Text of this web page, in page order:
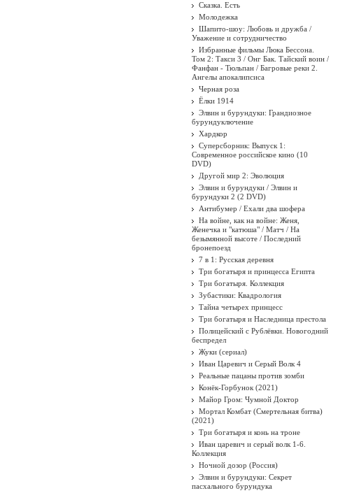
Сказка. Есть
Молодежка
Шапито-шоу: Любовь и дружба /
Уважение и сотрудничество
Избранные фильмы Люка Бессона.
Том 2: Такси 3 / Онг Бак. Тайский воин /
Фанфан - Тюльпан / Багровые реки 2.
Ангелы апокалипсиса
Черная роза
Ёлки 1914
Элвин и бурундуки: Грандиозное
бурундуключение
Хардкор
Суперсборник: Выпуск 1:
Современное российское кино (10
DVD)
Другой мир 2: Эволюция
Элвин и бурундуки / Элвин и
бурундуки 2 (2 DVD)
Антибумер / Ехали два шофера
На войне, как на войне: Женя,
Женечка и "катюша" / Матч / На
безымянной высоте / Последний
бронепоезд
7 в 1: Русская деревня
Три богатыря и принцесса Египта
Три богатыря. Коллекция
Зубастики: Квадрология
Тайна четырех принцесс
Три богатыря и Наследница престола
Полицейский с Рублёвки. Новогодний
беспредел
Жуки (сериал)
Иван Царевич и Серый Волк 4
Реальные пацаны против зомби
Конёк-Горбунок (2021)
Майор Гром: Чумной Доктор
Мортал Комбат (Смертельная битва)
(2021)
Три богатыря и конь на троне
Иван царевич и серый волк 1-6.
Коллекция
Ночной дозор (Россия)
Элвин и бурундуки: Секрет
пасхального бурундука